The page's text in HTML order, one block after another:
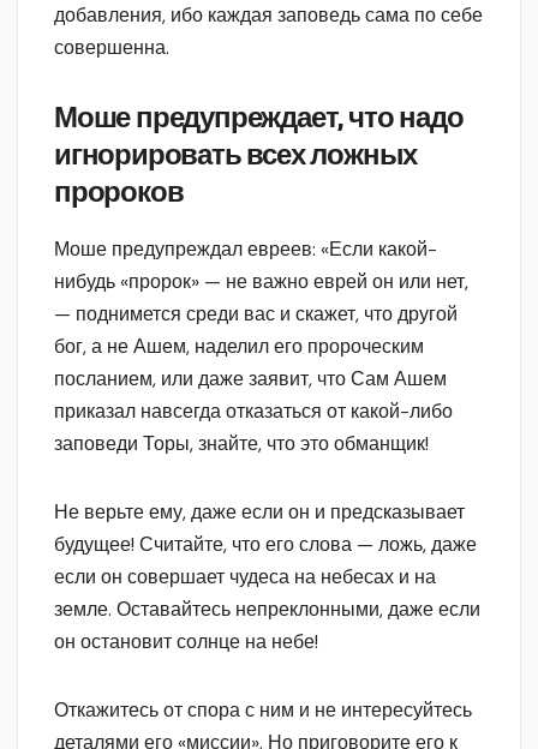
добавления, ибо каждая заповедь сама по себе
совершенна.
Моше предупреждает, что надо
игнорировать всех ложных
пророков
Моше предупреждал евреев: «Если какой-
нибудь «пророк» — не важно еврей он или нет,
— поднимется среди вас и скажет, что другой
бог, а не Ашем, наделил его пророческим
посланием, или даже заявит, что Сам Ашем
приказал навсегда отказаться от какой-либо
заповеди Торы, знайте, что это обманщик!
Не верьте ему, даже если он и предсказывает
будущее! Считайте, что его слова — ложь, даже
если он совершает чудеса на небесах и на
земле. Оставайтесь непреклонными, даже если
он остановит солнце на небе!
Откажитесь от спора с ним и не интересуйтесь
деталями его «миссии». Но приговорите его к